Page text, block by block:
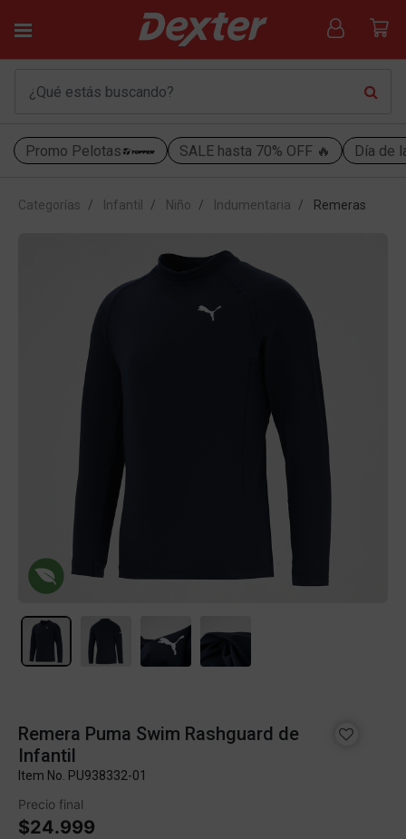
Promo Pelotas SALE hasta 70% OFF 🔥 Día de
Categorías Infantil Niño Indumentaria Remeras
Remera Puma Swim Rashguard de
Infantil
Item No. PU938332-01
Precio final
$24.999